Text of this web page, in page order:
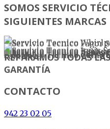
SOMOS SERVICIO
SIGUIENTES MARCAS
REPARAMOS TODAS
GARANTÍA
CONTACTO
942 23 02 05